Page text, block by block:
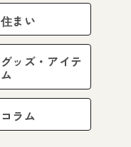
住まい
グッズ・アイテ
ム
コラム